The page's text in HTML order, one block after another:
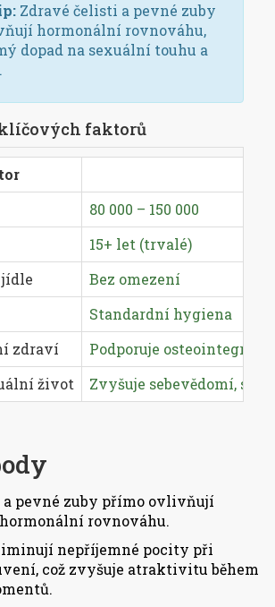
Zdravé čelisti a pevné zuby
hormonální rovnováhu,
dopad na sexuální touhu a
faktorů
80 000 – 150 000
15+ let (trvalé)
Bez omezení
Standardní hygiena
zdraví
Podporuje
život
Zvyšuje sebevědomí,
pevné zuby přímo ovlivňují
rovnováhu.
nepříjemné pocity při
což zvyšuje atraktivitu během